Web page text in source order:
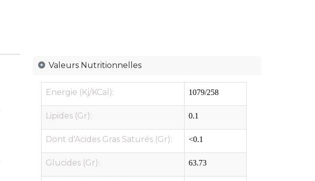
Valeurs Nutritionnelles
Energie (Kj/KCal): 1079/258
Lipides (Gr): 0.1
Dont d'Acides Gras Saturés (Gr): <0.1
Glucides (Gr): 63.73